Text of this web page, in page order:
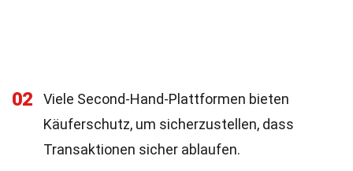
02
Viele Second-Hand-Plattformen bieten
Käuferschutz, um sicherzustellen, dass
Transaktionen sicher ablaufen.